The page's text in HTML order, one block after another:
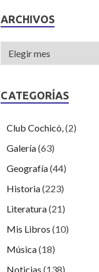
ARCHIVOS
CATEGORÍAS
Club Cochicó,(2)
Galería(63)
Geografía(44)
Historia(223)
Literatura(21)
Mis Libros (10)
Música(18)
Noticias (138)